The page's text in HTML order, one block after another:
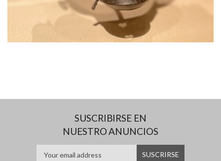
SUSCRIBIRSE EN
NUESTRO ANUNCIOS